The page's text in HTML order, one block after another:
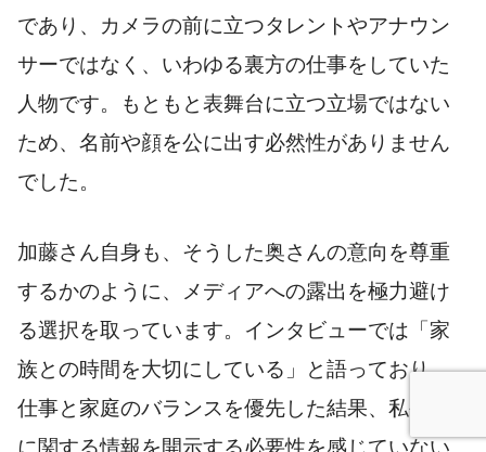
であり、カメラの前に立つタレントやアナウン
サーではなく、いわゆる裏方の仕事をしていた
人物です。もともと表舞台に立つ立場ではない
ため、名前や顔を公に出す必然性がありません
でした。
加藤さん自身も、そうした奥さんの意向を尊重
するかのように、メディアへの露出を極力避け
る選択を取っています。インタビューでは「家
族との時間を大切にしている」と語っており、
仕事と家庭のバランスを優先した結果、私生活
に関する情報を開示する必要性を感じていない